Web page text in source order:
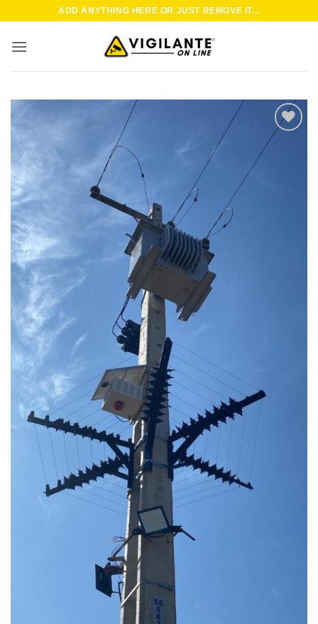
contenido
ADD ANYTHING HERE OR JUST REMOVE IT...
Añadir